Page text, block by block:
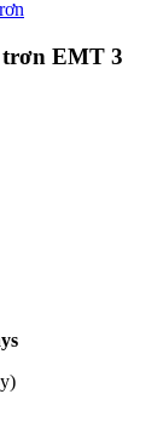
trơn EMT 3